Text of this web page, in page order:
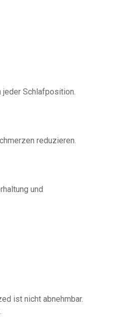
Schlafposition.
reduzieren.
und
ist nicht abnehmbar.